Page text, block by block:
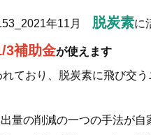
年11月 脱炭素に
3補助金が使えます
ており、脱炭素に飛び交
量の削減の一つの手法が